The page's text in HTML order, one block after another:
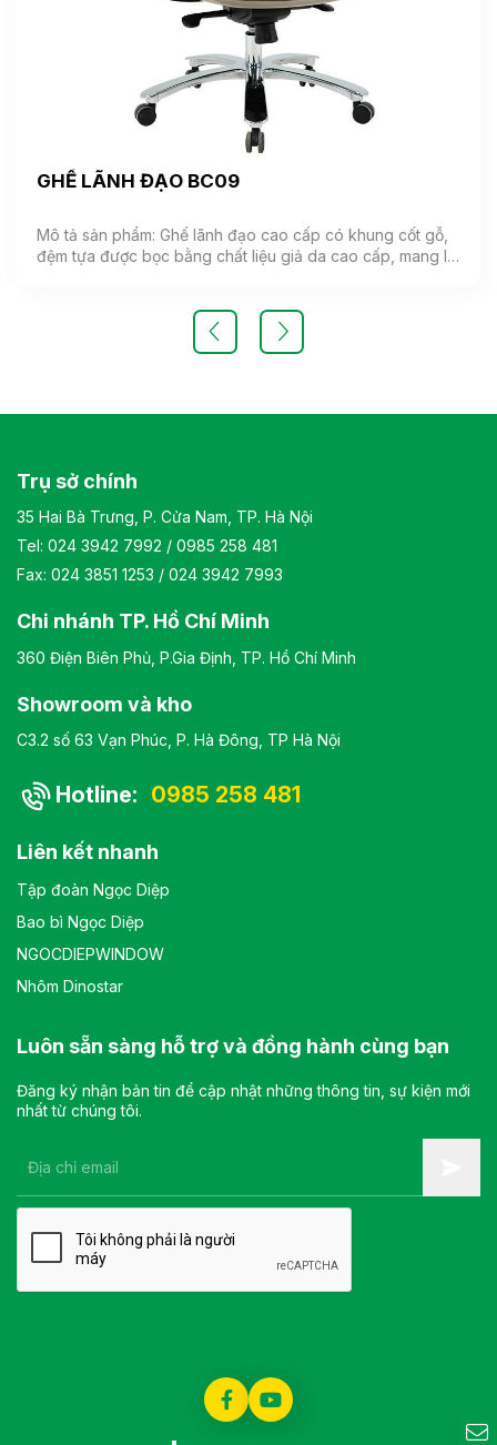
GHẾ LÃNH ĐẠO BC09
Mô tả sản phẩm: Ghế lãnh đạo cao cấp có khung cốt gỗ,
đệm tựa được bọc bằng chất liệu giả da cao cấp, mang lại
bảo tính bền vững và thẩm mỹ.( Sản phẩm nhập khẩu )
Màu sắc: Tùy chọn Chất liệu: Ghế lãnh đạo cao cấp có
Trụ sở chính
35 Hai Bà Trưng, P. Cửa Nam, TP. Hà Nội
Tel: 024 3942 7992 / 0985 258 481
Fax: 024 3851 1253 / 024 3942 7993
Chi nhánh TP. Hồ Chí Minh
360 Điện Biên Phủ, P.Gia Định, TP. Hồ Chí Minh
Showroom và kho
C3.2 số 63 Vạn Phúc, P. Hà Đông, TP Hà Nội
Hotline: 0985 258 481
Liên kết nhanh
Tập đoàn Ngọc Diệp
Bao bì Ngọc Diệp
NGOCDIEPWINDOW
Nhôm Dinostar
Luôn sẵn sàng hỗ trợ và đồng hành cùng bạn
Đăng ký nhận bản tin để cập nhật những thông tin, sự kiện mới
nhất từ chúng tôi.